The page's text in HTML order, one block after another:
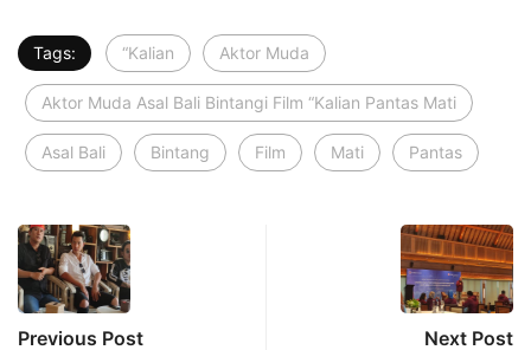
Tags: “Kalian Aktor Muda
Aktor Muda Asal Bali Bintangi Film “Kalian Pantas Mati
Asal Bali Bintang Film Mati Pantas
Previous Post Next Post